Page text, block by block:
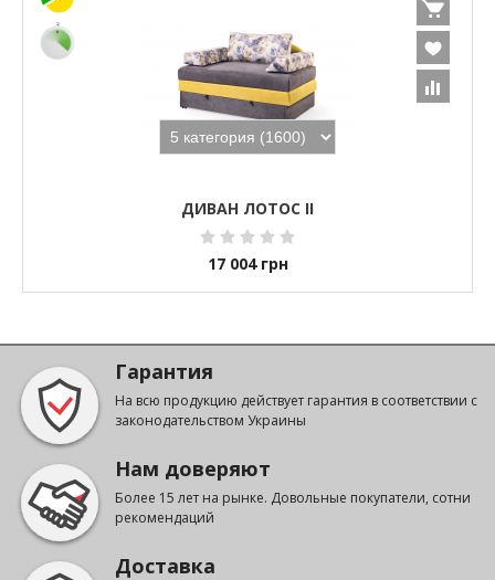
ДИВАН ЛОТОС II
17 004 грн
Гарантия
На всю продукцию действует гарантия в соответствии с
законодательством Украины
Нам доверяют
Более 15 лет на рынке. Довольные покупатели, сотни
рекомендаций
Доставка